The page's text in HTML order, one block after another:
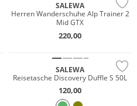
SALEWA
Herren Wanderschuhe Alp Trainer 2
Mid GTX
220,00
SALEWA
Reisetasche Discovery Duffle S 50L
120,00